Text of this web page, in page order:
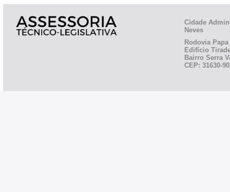
Cidade
Neves
Rodovia
Edifício
Bairro Serra
CEP: 31630-